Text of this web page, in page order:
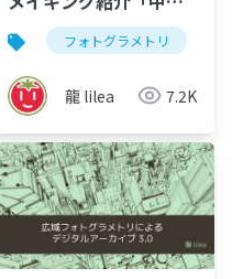
3dデジタルアーカイブ
カプセルタワービル
VR」
フォトグラメトリ
龍 lilea 7.2K